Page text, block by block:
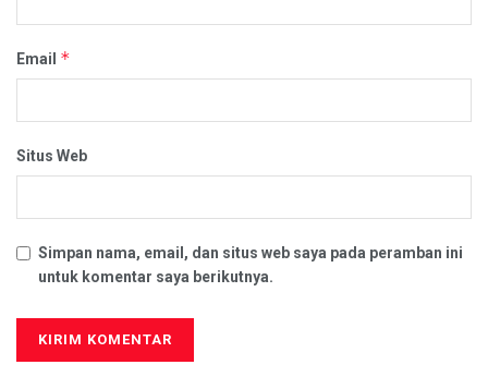
Email *
Situs Web
Simpan nama, email, dan situs web saya pada peramban ini
untuk komentar saya berikutnya.